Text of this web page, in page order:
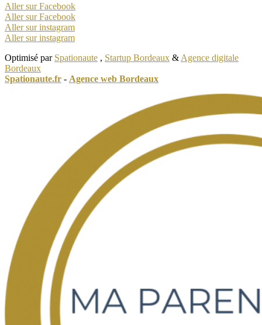
Aller sur Facebook
Aller sur Facebook
Aller sur instagram
Aller sur instagram
Optimisé par Spationaute , Startup Bordeaux & Agence digitale
Bordeaux
Spationaute.fr - Agence web Bordeaux